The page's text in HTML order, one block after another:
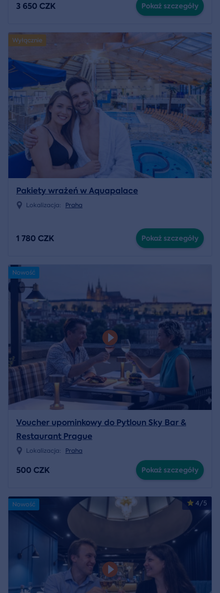
3 650 CZK Pokaż szczegóły
Wyłącznie
Pakiety wrażeń w Aquapalace
Lokalizacja: Praha
1 780 CZK Pokaż szczegóły
Nowość
Voucher upominkowy do Pytloun Sky Bar &
Restaurant Prague
Lokalizacja: Praha
500 CZK Pokaż szczegóły
4/5
Nowość